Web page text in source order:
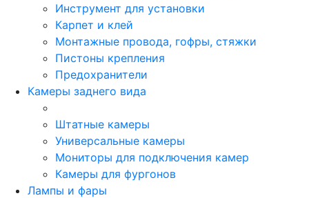
Инструмент для установки
Карпет и клей
Монтажные провода, гофры, стяжки
Пистоны крепления
Предохранители
Камеры заднего вида
Штатные камеры
Универсальные камеры
Мониторы для подключения камер
Камеры для фургонов
Лампы и фары